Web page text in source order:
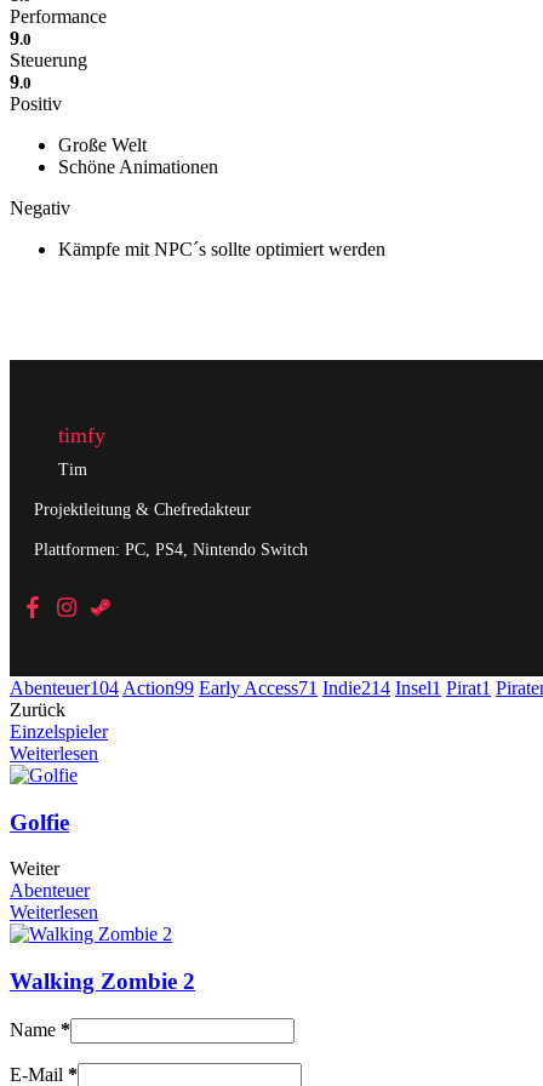
Performance
9.0
Steuerung
9.0
Positiv
Große Welt
Schöne Animationen
Negativ
Kämpfe mit NPC´s sollte optimiert werden
timfy
Tim
Projektleitung & Chefredakteur
Plattformen: PC, PS4, Nintendo Switch
Abenteuer104 Action99 Early Access71 Indie214 Insel1 Pirat1
Zurück
Einzelspieler
Weiterlesen
Golfie
Weiter
Abenteuer
Weiterlesen
Walking Zombie 2
Name *
E-Mail *